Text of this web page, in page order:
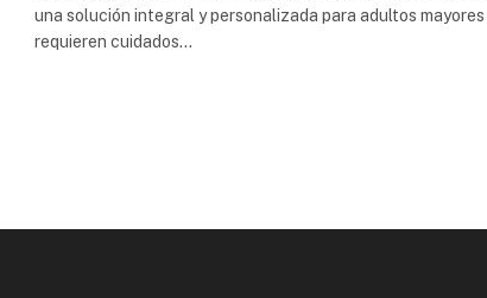
una solución integral y personalizada para adultos mayores
requieren cuidados…